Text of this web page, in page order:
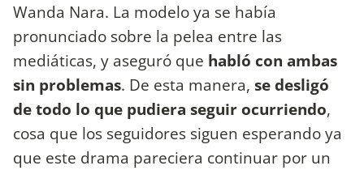
Wanda Nara. La modelo ya se había
pronunciado sobre la pelea entre las
mediáticas, y aseguró que habló con ambas
sin problemas. De esta manera, se desligó
de todo lo que pudiera seguir ocurriendo,
cosa que los seguidores siguen esperando ya
que este drama pareciera continuar por un